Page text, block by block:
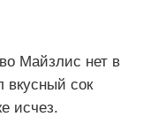
Майзлис нет в
сок
исчез.